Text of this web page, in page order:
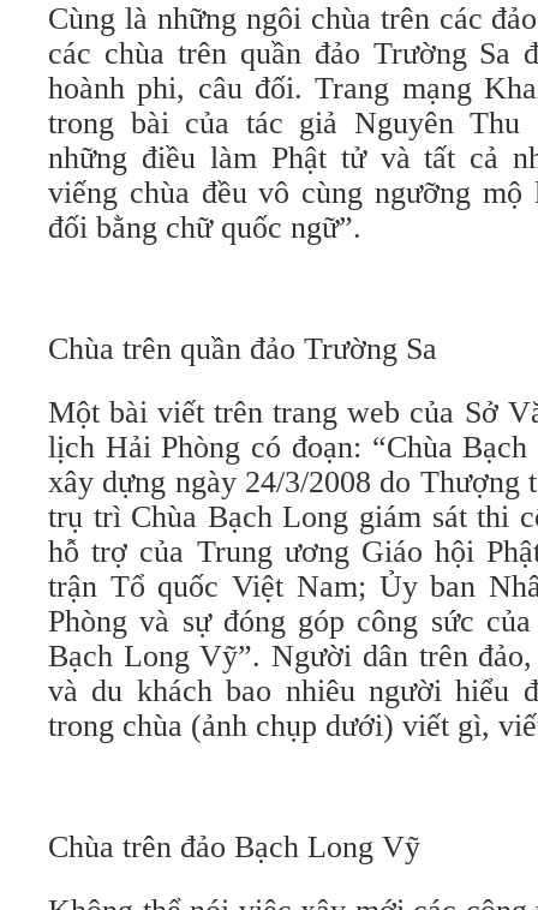
Cùng là những ngôi chùa trên các
các chùa trên quần đảo Trường Sa
hoành phi, câu đối. Trang mạng
trong bài của tác giả Nguyên Thu
những điều làm Phật tử và tất cả
viếng chùa đều vô cùng ngưỡng mộ
đối bằng chữ quốc ngữ”.
Chùa trên quần đảo Trường Sa
Một bài viết trên trang web của Sở
lịch Hải Phòng có đoạn: “Chùa
xây dựng ngày 24/3/2008 do Thượng
trụ trì Chùa Bạch Long giám sát thi
hỗ trợ của Trung ương Giáo hội
trận Tổ quốc Việt Nam; Ủy ban
Phòng và sự đóng góp công sức
Bạch Long Vỹ”. Người dân trên
và du khách bao nhiêu người hiểu
trong chùa (ảnh chụp dưới) viết gì,
Chùa trên đảo Bạch Long Vỹ